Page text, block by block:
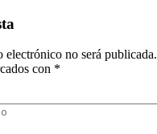
electrónico no será publicada.
con *